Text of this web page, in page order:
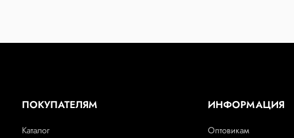
ПОКУПАТЕЛЯМ
Каталог
ИНФОРМАЦИЯ
Оптовикам